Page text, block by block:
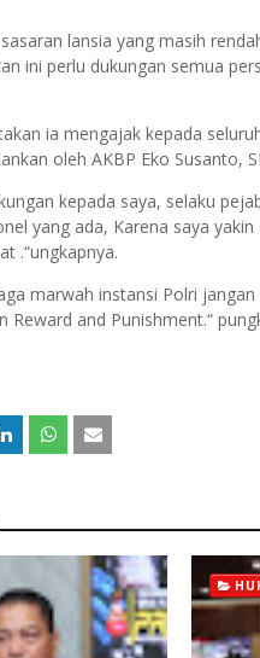
lansia yang masih
ini perlu dukungan semua
ia mengajak kepada
oleh AKBP Eko Susanto,
kepada saya, selaku
yang ada, Karena saya yakin
.“ungkapnya.
marwah instansi Polri
and Punishment.“